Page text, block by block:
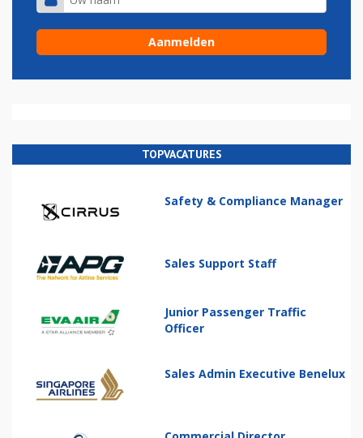
TOPVACATURES
Safety & Compliance Manager
Sales Support Staff
Junior Passenger Traffic
Officer
Sales Admin Executive Benelux